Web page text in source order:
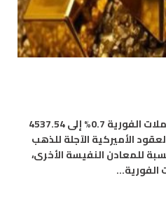
انخفض سعر الذهب في المعاملات الفورية 0.7% إلى 4537.54
الأميركية الآجلة للذهب
وبالنسبة للمعادن ‌النفيسة الأخرى،
الفورية…